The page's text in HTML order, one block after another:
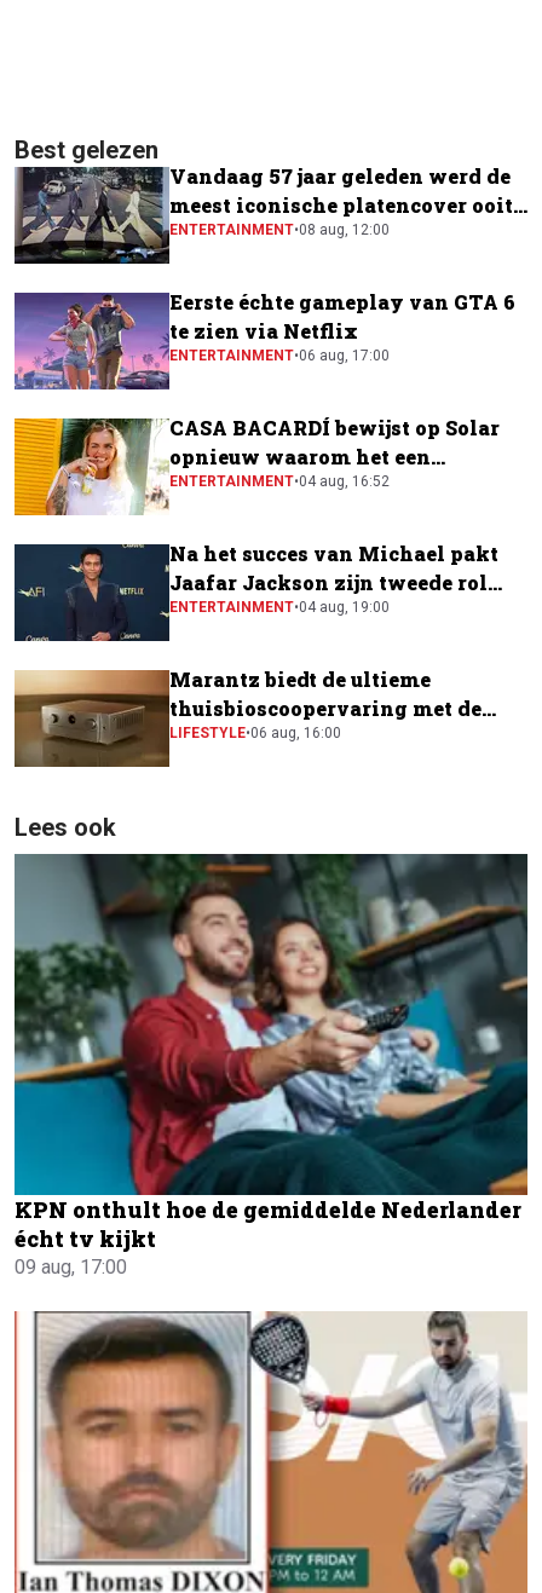
Best gelezen
Vandaag 57 jaar geleden werd de
meest iconische platencover ooit
gemaakt
ENTERTAINMENT•08 aug, 12:00
Eerste échte gameplay van GTA 6
te zien via Netflix
ENTERTAINMENT•06 aug, 17:00
CASA BACARDÍ bewijst op Solar
opnieuw waarom het een
festivalfavoriet is
ENTERTAINMENT•04 aug, 16:52
Na het succes van Michael pakt
Jaafar Jackson zijn tweede rol
naast Will Smith
ENTERTAINMENT•04 aug, 19:00
Marantz biedt de ultieme
thuisbioscoopervaring met de
CINEMA Series 2
LIFESTYLE•06 aug, 16:00
Lees ook
KPN onthult hoe de gemiddelde Nederlander
écht tv kijkt
09 aug, 17:00